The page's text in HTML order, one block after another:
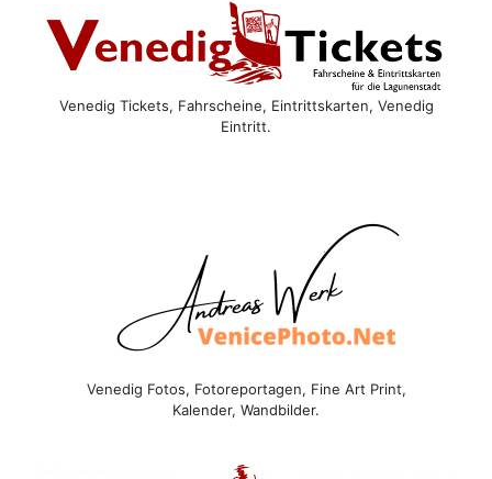
Venedig Tickets, Fahrscheine, Eintrittskarten, Venedig
Eintritt.
Venedig Fotos, Fotoreportagen, Fine Art Print,
Kalender, Wandbilder.